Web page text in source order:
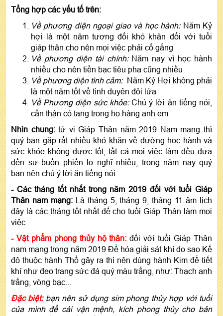
Tổng hợp các yếu tố trên:
Về phương diện ngoại giao và học hành:Năm Kỷ
hợi là một năm tương đối khó khăn đối với tuổi
giáp thân cho nên mọi việc phải cố gắng
Về phương diện tài chính:Năm nay vì học hành
nhiều cho nên tiền bạc tiêu pha cũng nhiều
Về phương diện tình cảm:Năm Kỷ Hợi không phải
là một năm tốt về tình duyên đôi lứa
Về Phương diện sức khỏe:Chú ý lời ăn tiếng nói,
cẩn thận có tang trong họ hàng anh em
Nhìn chung:tử vi Giáp Thân năm 2019 Nam mạng thì
quý bạn gặp rất nhiều khó khăn về đường học hành và
sức khỏe không được tốt, tất cả mọi việc làm đều đưa
đến sự buồn phiền lo nghĩ nhiều, trong năm nay quý
bạn nên chú ý lời ăn tiếng nói.
- Các tháng tốt nhất trong năm 2019 đối với tuổi Giáp
Thân nam mạng: Là tháng 5, tháng 9, tháng 11 âm lịch
đây là các tháng tốt nhất để cho tuổi Giáp Thân làm mọi
việc
- Vật phẩm phong thủy hộ thân: đối với tuổi Giáp Thân
nam mạng trong năm 2019 Để hóa giải sát khí do sao Kế
đô thuộc hành Thổ gây ra thì nên dùng hành Kim để tiết
khí như đeo trang sức đá quý màu trắng, như: Thạch anh
trắng, vòng bạc...
Đặc biệt: bạn nên sử dụng sim phong thủy hợp với tuổi
của mình để cải vận mệnh, kích phong thủy cho bản